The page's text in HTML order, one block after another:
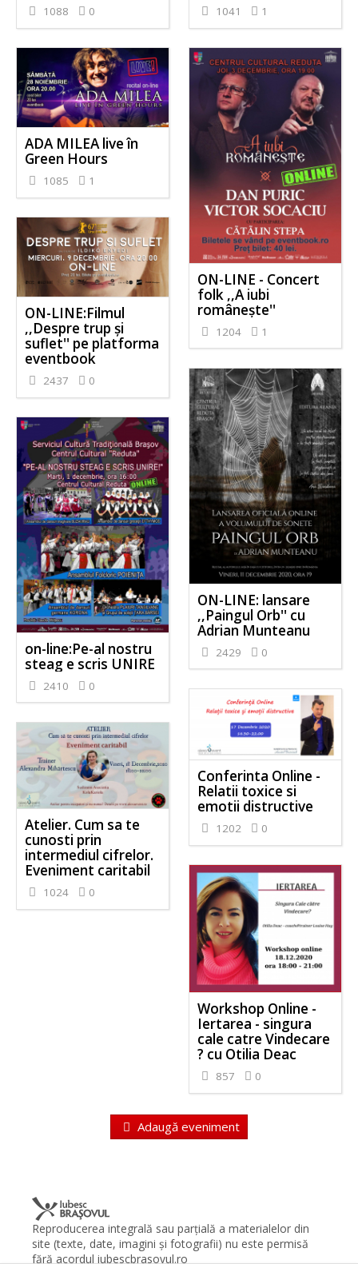
1088 0 1041 1
ADA MILEA live în
Green Hours
1085 1
ON-LINE - Concert
folk ,,A iubi
românește''
1204 1
ON-LINE:Filmul
,,Despre trup și
suflet'' pe platforma
eventbook
2437 0
ON-LINE: lansare
,,Paingul Orb'' cu
Adrian Munteanu
2429 0
on-line:Pe-al nostru
steag e scris UNIRE
2410 0
Conferinta Online -
Relatii toxice si
emotii distructive
1202 0
Atelier. Cum sa te
cunosti prin
intermediul cifrelor.
Eveniment caritabil
1024 0
Workshop Online -
Iertarea - singura
cale catre Vindecare
? cu Otilia Deac
857 0
Adaugă eveniment
Reproducerea integrală sau parţială a materialelor din
site (texte, date, imagini şi fotografii) nu este permisă
fără acordul iubescbrasovul.ro